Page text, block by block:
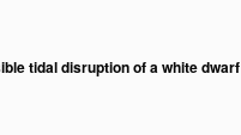
tidal disruption of a white dwarf